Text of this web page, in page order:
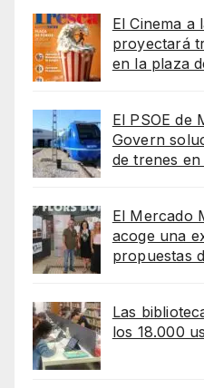
El Cinema a
proyectará
en la plaza
El PSOE de
Govern
de trenes en
El Mercado
acoge una
propuestas
Las
los 18.000